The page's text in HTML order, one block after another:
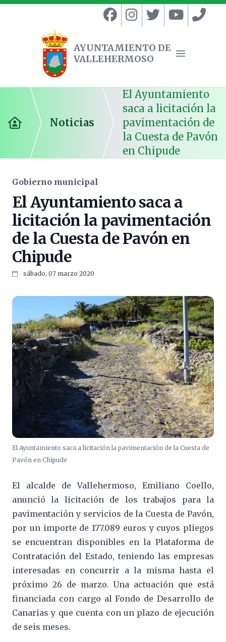
Ayuntamiento de Vallehermoso
AYUNTAMIENTO DE
VALLEHERMOSO
Abrir
Inicio Noticias
El Ayuntamiento
saca a licitación la
pavimentación de
la Cuesta de Pavón
en Chipude
Gobierno municipal
El Ayuntamiento saca a
licitación la pavimentación
de la Cuesta de Pavón en
Chipude
sábado, 07 marzo 2020
El Ayuntamiento saca a licitación la pavimentación de la Cuesta de
Pavón en Chipude
El alcalde de Vallehermoso, Emiliano Coello,
anunció la licitación de los trabajos para la
pavimentación y servicios de la Cuesta de Pavón,
por un importe de 177.089 euros y cuyos pliegos
se encuentran disponibles en la Plataforma de
Contratación del Estado, teniendo las empresas
interesadas en concurrir a la misma hasta el
próximo 26 de marzo. Una actuación que está
financiada con cargo al Fondo de Desarrollo de
Canarias y que cuenta con un plazo de ejecución
de seis meses.